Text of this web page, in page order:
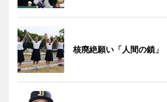
核廃絶願い「人間の鎖」